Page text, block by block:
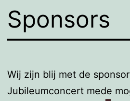
Sponsors
Wij zijn blij met de
Jubileumconcert mede